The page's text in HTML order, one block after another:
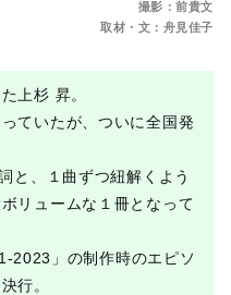
撮影：前貴文
取材・文：舟見佳子
上杉 昇。
ていたが、ついに全国発
と、１曲ずつ紐解くよう
リュームな１冊となって
2023」の制作時のエピソ
行。